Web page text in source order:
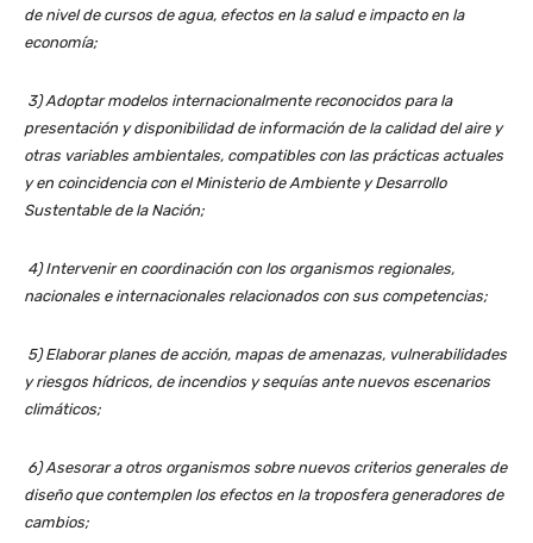
de nivel de cursos de agua, efectos en la salud e impacto en la
economía;
3) Adoptar modelos internacionalmente reconocidos para la
presentación y disponibilidad de información de la calidad del aire y
otras variables ambientales, compatibles con las prácticas actuales
y en coincidencia con el Ministerio de Ambiente y Desarrollo
Sustentable de la Nación;
4) Intervenir en coordinación con los organismos regionales,
nacionales e internacionales relacionados con sus competencias;
5) Elaborar planes de acción, mapas de amenazas, vulnerabilidades
y riesgos hídricos, de incendios y sequías ante nuevos escenarios
climáticos;
6) Asesorar a otros organismos sobre nuevos criterios generales de
diseño que contemplen los efectos en la troposfera generadores de
cambios;